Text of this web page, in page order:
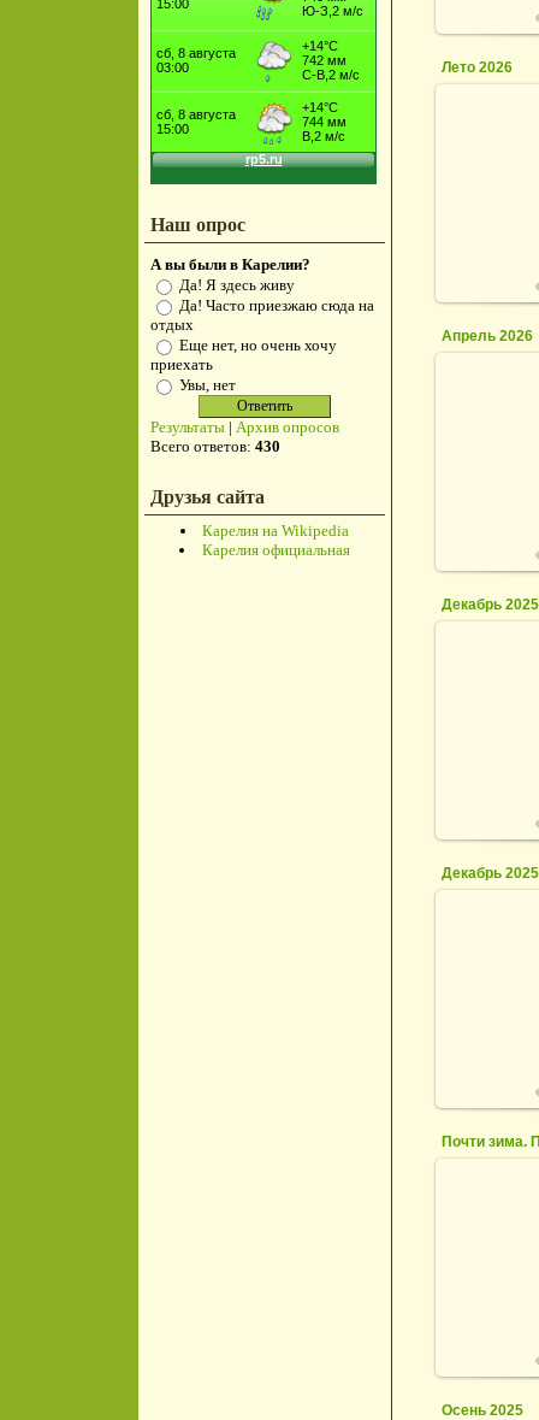
Наш опрос
А вы были в Карелии?
Да! Я здесь живу
Да! Часто приезжаю сюда на
отдых
Еще нет, но очень хочу
приехать
Увы, нет
Результаты | Архив опросов
Всего ответов: 430
Друзья сайта
Карелия на Wikipedia
Карелия официальная
Лето 2026
Апрель 2026
Декабрь 2025
Декабрь 2025
Почти зима.
Осень 2025